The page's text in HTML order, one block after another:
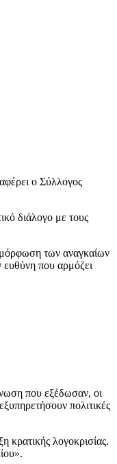
ο Σύλλογος
διάλογο με τους
των αναγκαίων
που αρμόζει
που εξέδωσαν, οι
πολιτικές
κρατικής λογοκρισίας.